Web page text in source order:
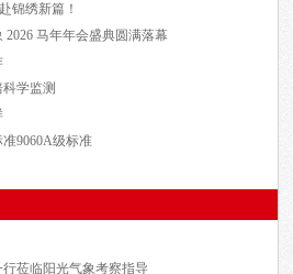
锦绣新篇！
马年年会盛典圆满落幕
学监测
9060A级标准
莅临阳光气象考察指导